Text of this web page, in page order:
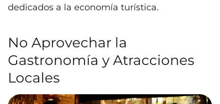
dedicados a la economía turística.
No Aprovechar la
Gastronomía y Atracciones
Locales